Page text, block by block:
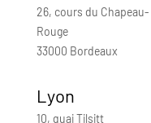
26, cours du Chapeau-
Rouge
33000 Bordeaux
Lyon
10, quai Tilsitt